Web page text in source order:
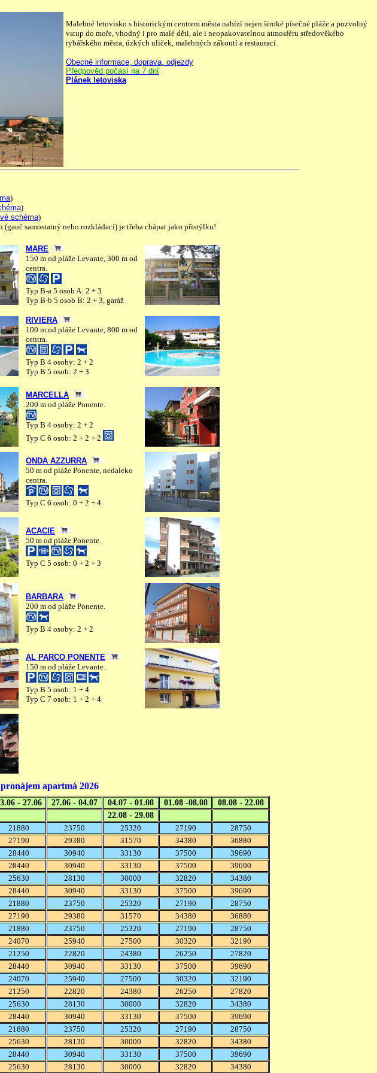
Malebné letovisko s historickým centrem města nabízí nejen široké písečné pláže a pozvolný
vstup do moře, vhodný i pro malé děti, ale i neopakovatelnou atmosféru středověkého
rybářského města, úzkých uliček, malebných zákoutí a restaurací.
Obecné informace, doprava, odjezdy
Předpověd počasí na 7 dní
Plánek letoviska
)
)
schéma)
samostatný nebo rozkládací) je třeba chápat jako přistýlku!
MARE
150 m od pláže Levante, 300 m od
centra.
Typ B-a 5 osob A: 2 + 3
Typ B-b 5 osob B: 2 + 3, garáž
RIVIERA
100 m od pláže Levante, 800 m od
centra.
Typ B 4 osoby: 2 + 2
Typ B 5 osob: 2 + 3
MARCELLA
200 m od pláže Ponente.
Typ B 4 osoby: 2 + 2
Typ C 6 osob: 2 + 2 + 2
ONDA AZZURRA
50 m od pláže Ponente, nedaleko
centra.
.
Typ C 6 osob: 0 + 2 + 4
ACACIE
50 m od pláže Ponente.
Typ C 5 osob: 0 + 2 + 3
BARBARA
200 m od pláže Ponente.
Typ B 4 osoby: 2 + 2
AL PARCO PONENTE
150 m od pláže Levante.
Typ B 5 osob: 1 + 4
Typ C 7 osob: 1 + 2 + 4
apartmá 2026
- 27.06 27.06 - 04.07 04.07 - 01.08 01.08 -08.08
08.08 - 22.08
22.08 - 29.08
21880 23750 25320 27190
28750
27190 29380 31570 34380
36880
28440 30940 33130 37500
39690
28440 30940 33130 37500
39690
25630 28130 30000 32820
34380
28440 30940 33130 37500
39690
21880 23750 25320 27190
28750
27190 29380 31570 34380
36880
21880 23750 25320 27190
28750
24070 25940 27500 30320
32190
21250 22820 24380 26250
27820
28440 30940 33130 37500
39690
24070 25940 27500 30320
32190
21250 22820 24380 26250
27820
25630 28130 30000 32820
34380
28440 30940 33130 37500
39690
21880 23750 25320 27190
28750
25630 28130 30000 32820
34380
28440 30940 33130 37500
39690
25630 28130 30000 32820 34380